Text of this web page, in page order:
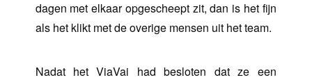
dagen met elkaar opgescheept zit, dan is het fijn
als het klikt met de overige mensen uit het team.
Nadat het ViaVai had besloten dat ze een